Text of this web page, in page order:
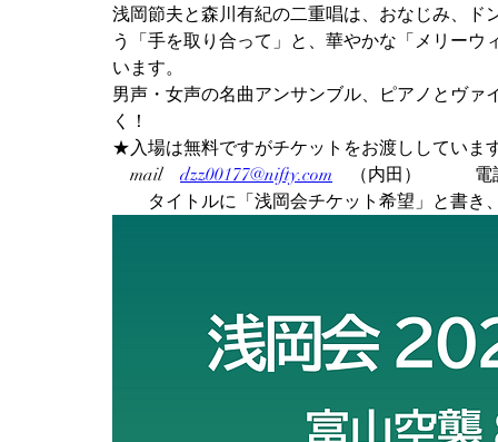
浅岡節夫と森川有紀の二重唱は、おなじみ、
う「手を取り合って」と、華やかな「メリー
います。
男声・女声の名曲アンサンブル、ピアノとヴ
く！
★入場は無料ですがチケットをお渡ししてい
mail dzz00177@nifty.com （内田）　　　電
タイトルに「浅岡会チケット希望」と書き